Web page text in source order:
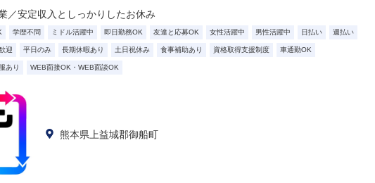
／安定収入としっかりしたお休み
学歴不問 ミドル活躍中 即日勤務OK 友達と応募OK 女性活躍中 男性活躍中 日払い 週払い
迎 平日のみ 長期休暇あり 土日祝休み 食事補助あり 資格取得支援制度 車通勤OK
あり WEB面接OK・WEB面談OK
熊本県上益城郡御船町